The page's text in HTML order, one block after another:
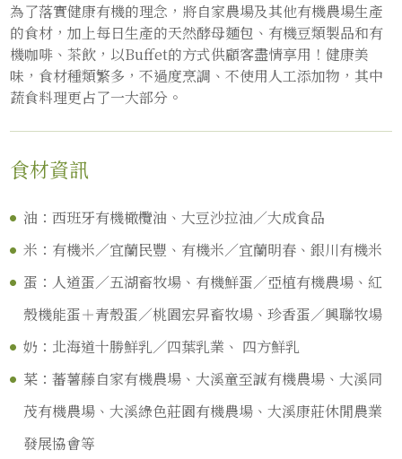
為了落實健康有機的理念，將自家農場及其他有機農場生產
的食材，加上每日生產的天然酵母麵包、有機豆類製品和有
機咖啡、茶飲，以Buffet的方式供顧客盡情享用！健康美
味，食材種類繁多，不過度烹調、不使用人工添加物，其中
蔬食料理更占了一大部分。
食材資訊
油：西班牙有機橄欖油、大豆沙拉油／大成食品
米：有機米／宜蘭民豐、有機米／宜蘭明春、銀川有機米
蛋：人道蛋／五湖畜牧場、有機鮮蛋／亞植有機農場、紅
殼機能蛋＋青殼蛋／桃園宏昇畜牧場、珍香蛋／興聯牧場
奶：北海道十勝鮮乳／四葉乳業、 四方鮮乳
菜：蕃薯藤自家有機農場、大溪童至誠有機農場、大溪同
茂有機農場、大溪綠色莊園有機農場、大溪康莊休閒農業
發展協會等